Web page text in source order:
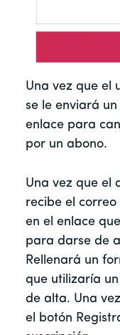
Una vez que el
se le enviará
enlace para
por un abono.
Una vez que el
recibe el
en el enlace
para darse de
Rellenará un
que utilizaría
de alta. Una
el botón